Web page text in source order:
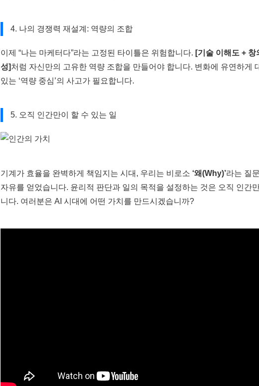
4. 나의 경쟁력 재설계: 역량의 조합
이제 “나는 마케터다”라는 고정된 타이틀은 위험합니다. [기술 이해도 + 창
성]처럼 자신만의 고유한 역량 조합을 만들어야 합니다. 변화에 유연하게
있는 ‘역량 중심’의 사고가 필요합니다.
5. 오직 인간만이 할 수 있는 일
기계가 효율을 완벽하게 책임지는 시대, 우리는 비로소 ‘왜(Why)’라는 질
자유를 얻었습니다. 윤리적 판단과 일의 목적을 설정하는 것은 오직 인간
니다. 여러분은 AI 시대에 어떤 가치를 만드시겠습니까?